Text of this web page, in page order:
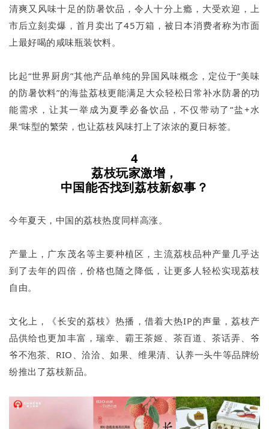
清爽又风味十足的防暑饮品，令人十分上瘾，大受欢迎，上
市后立刻卖爆，首月卖出了45万箱，被日本消费者称为市面
上最好喝的咸味瓶装饮料。
比起“世界厨房”其他产品单纯的异国风味概念，定位于“美味
的防暑饮料”的海盐荔枝更能满足大众轻松日常补水防暑的功
能需求，让其一举成为夏季必备饮品，不仅带动了“盐+水
果”味型的繁荣，也让荔枝风味打上了浓浓的夏日标签。
4
荔枝玩家激增，
中国能否找到荔枝新叙事？
今年夏天，中国的荔枝热度同样高涨。
产量上，广东茂名等主要种植区，主流荔枝品种产量几乎达
到了去年的四倍，价格也随之降低，让更多人轻松实现荔枝
自由。
文化上，《长安的荔枝》热播，借着大热IP的声量，荔枝产
品供给也更加丰富，瑞幸、霸王茶姬、茶百道、茶话弄、爷
爷不泡茶、RIO、洽洽、如果、维果清、认养一头牛等品牌纷
纷推出了荔枝新品。